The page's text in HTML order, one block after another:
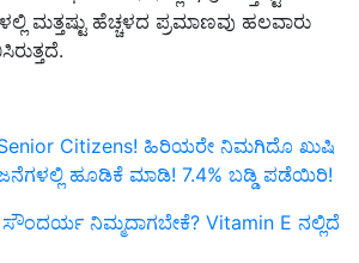
Senior Citizens! ಹಿರಿಯರೇ ನಿಮಗಿದೊ ಖುಷಿ
ಹೂಡಿಕೆ ಮಾಡಿ! 7.4% ಬಡ್ಡಿ ಪಡೆಯಿರಿ!
ನಿಮ್ಮದಾಗಬೇಕೆ? Vitamin E ನಲ್ಲಿದೆ